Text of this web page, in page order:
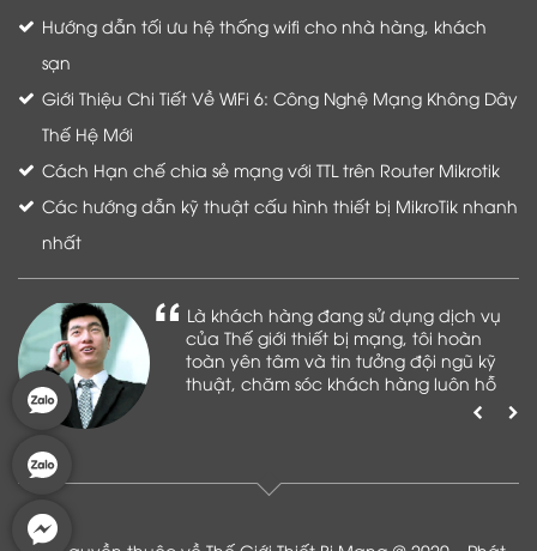
Hướng dẫn tối ưu hệ thống wifi cho nhà hàng, khách
sạn
Giới Thiệu Chi Tiết Về WiFi 6: Công Nghệ Mạng Không Dây
Thế Hệ Mới
Cách Hạn chế chia sẻ mạng với TTL trên Router Mikrotik
Các hướng dẫn kỹ thuật cấu hình thiết bị MikroTik nhanh
nhất
Là khách hàng đang sử dụng dịch vụ
của Thế giới thiết bị mạng, tôi hoàn
toàn yên tâm và tin tưởng đội ngũ kỹ
thuật, chăm sóc khách hàng luôn hỗ